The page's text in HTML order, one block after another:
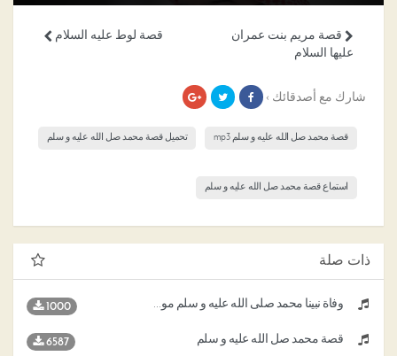
قصة لوط عليه السلام
قصة مريم بنت عمران
عليها السلام
شارك مع أصدقائك ›
قصة محمد صل الله عليه و سلم mp3 تحميل قصة محمد صل الله عليه و سلم
استماع قصة محمد صل الله عليه و سلم
ذات صلة
وفاة نبينا محمد صلى الله عليه و سلم موعظة جليلة 1000
قصة محمد صل الله عليه و سلم 6587